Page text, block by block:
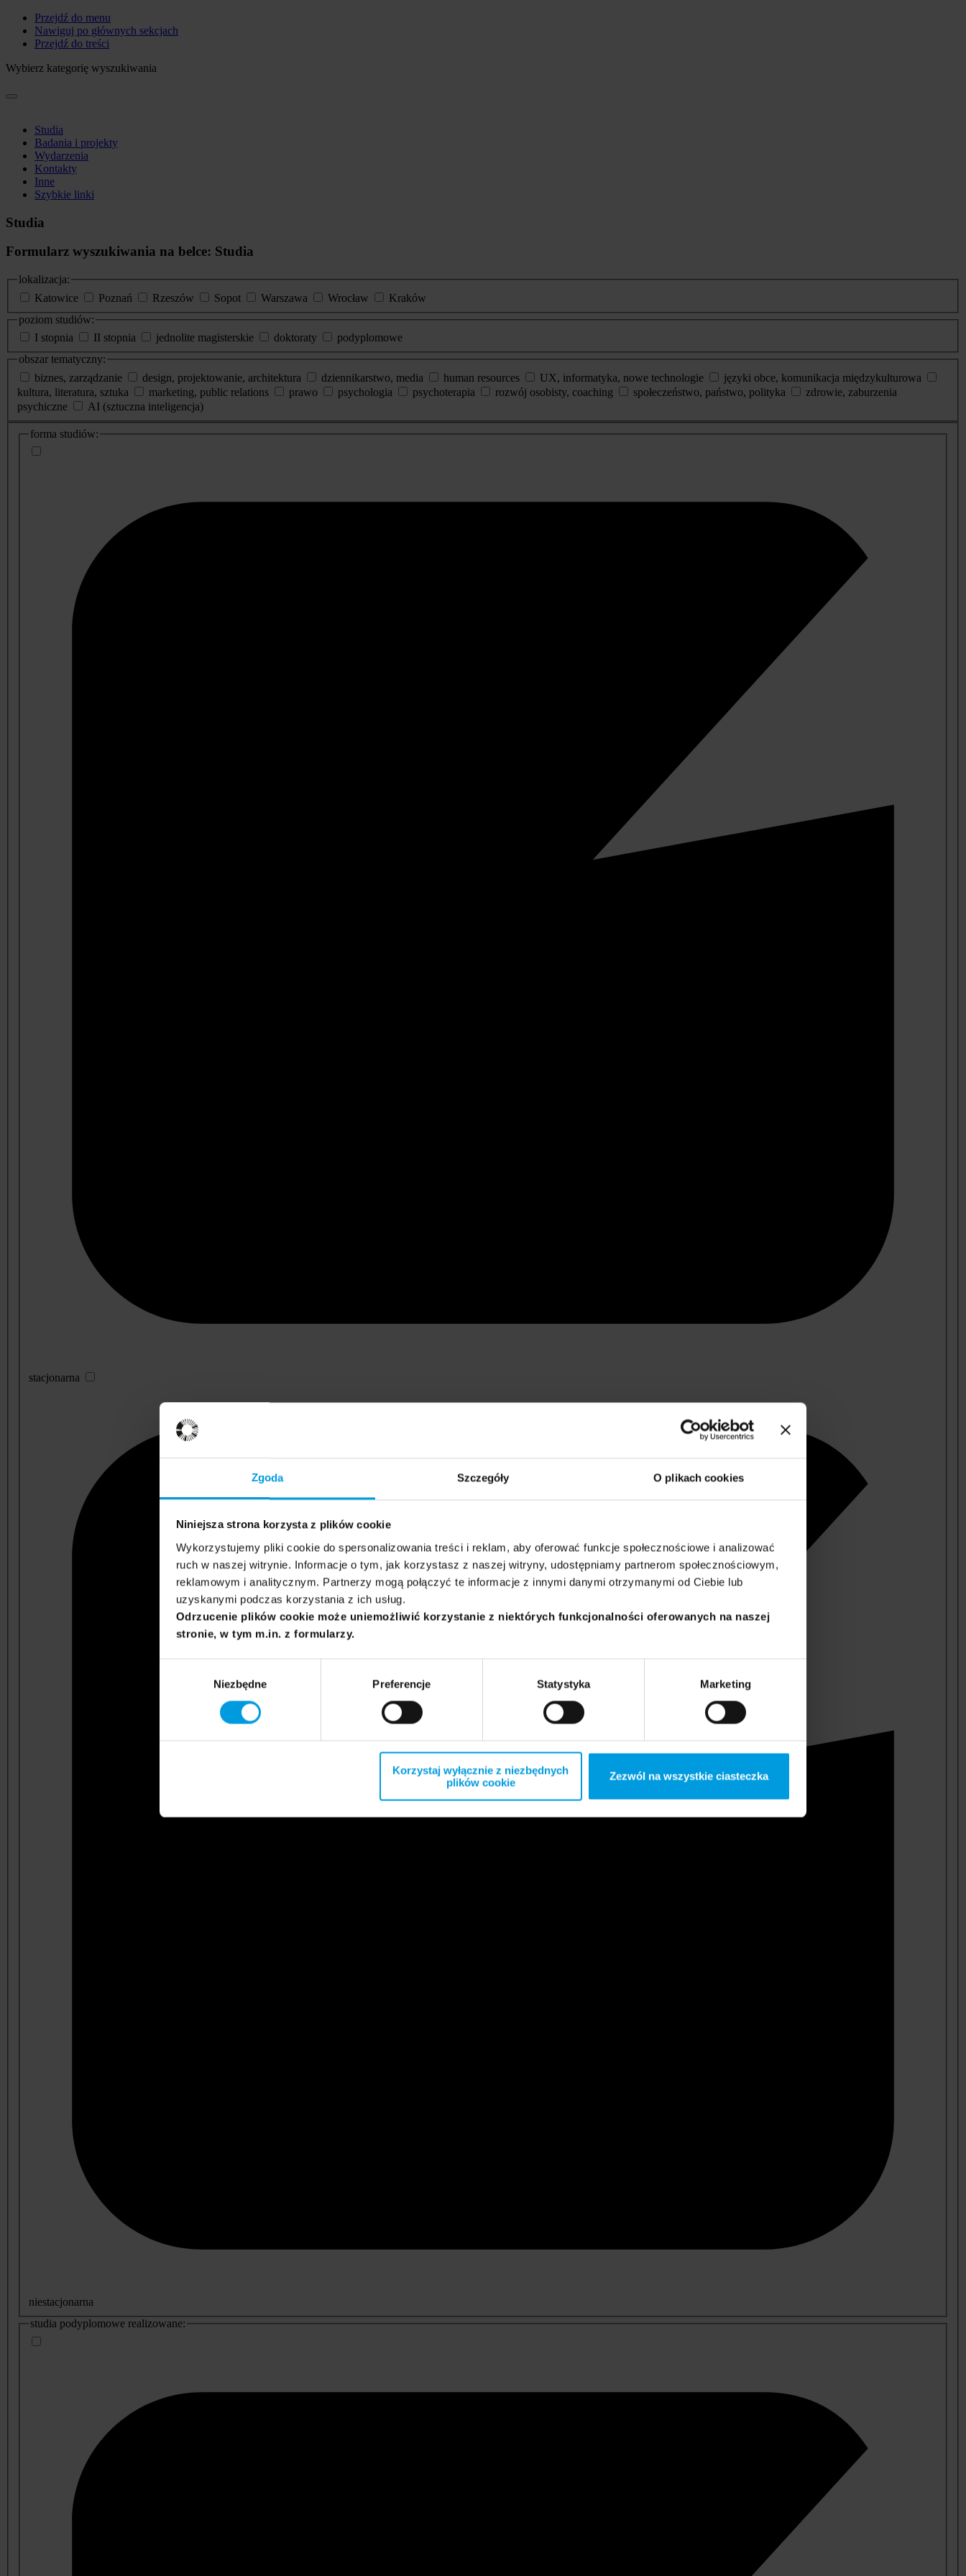
Zgoda Szczegóły O plikach cookies
Niniejsza strona korzysta z plików cookie
Wykorzystujemy pliki cookie do spersonalizowania treści i reklam, aby oferować funkcje społecznościowe i analizować
ruch w naszej witrynie. Informacje o tym, jak korzystasz z naszej witryny, udostępniamy partnerom społecznościowym,
reklamowym i analitycznym. Partnerzy mogą połączyć te informacje z innymi danymi otrzymanymi od Ciebie lub
uzyskanymi podczas korzystania z ich usług.
Odrzucenie plików cookie może uniemożliwić korzystanie z niektórych funkcjonalności oferowanych na naszej
stronie, w tym m.in. z formularzy.
Niezbędne Preferencje Statystyka Marketing
Korzystaj wyłącznie z niezbędnych
plików cookie
Zezwól na wszystkie ciasteczka
Przejdź do menu
Nawiguj po głównych sekcjach
Przejdź do treści
Wybierz kategorię wyszukiwania
Studia
Badania i projekty
Wydarzenia
Kontakty
Inne
Szybkie linki
Studia
Formularz wyszukiwania na belce: Studia
lokalizacja:
Katowice
Poznań Rzeszów Sopot Warszawa Wrocław
Kraków
poziom studiów:
I stopnia
II stopnia jednolite magisterskie doktoraty
podyplomowe
obszar tematyczny:
biznes, zarządzanie
design, projektowanie, architektura dziennikarstwo, media human resources UX, informatyka, nowe technologie
języki obce, komunikacja międzykulturowa
kultura, literatura, sztuka
marketing, public relations prawo psychologia psychoterapia rozwój osobisty, coaching społeczeństwo, państwo, polityka
zdrowie, zaburzenia
psychiczne
AI (sztuczna inteligencja)
dodatkowe
informacje
forma studiów:
stacjonarna
niestacjonarna
studia podyplomowe realizowane: